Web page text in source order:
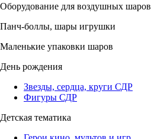
Оборудование для воздушных шаров
Панч-боллы, шары игрушки
Маленькие упаковки шаров
День рождения
Звезды, сердца, круги СДР
Фигуры СДР
Детская тематика